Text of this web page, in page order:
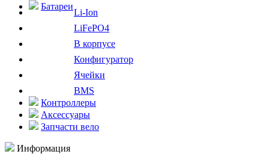
Батареи
Li-Ion
LiFePO4
В корпусе
Конфигуратор
Ячейки
BMS
Контроллеры
Аксессуары
Запчасти вело
Информация